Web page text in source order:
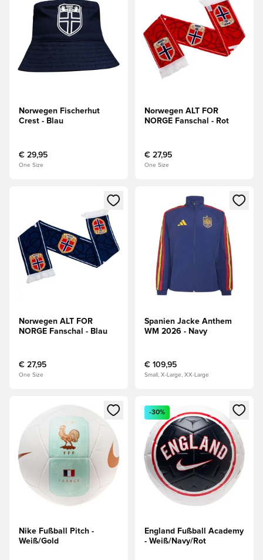
Norwegen Fischerhut
Crest - Blau
€ 29,95
One Size
Norwegen ALT FOR
NORGE Fanschal - Rot
€ 27,95
One Size
Öffnet ein Fenster zum Anmelden oder Registrieren als
Norwegen ALT FOR
NORGE Fanschal - Blau
€ 27,95
One Size
Öffnet ein Fenster zum
Spanien Jacke Anthem
WM 2026 - Navy
€ 109,95
Small, X-Large, XX-Large
Öffnet ein Fenster zum Anmelden oder Registrieren als
Nike Fußball Pitch -
Weiß/Gold
Öffnet ein Fenster zum
-30%
England Fußball Academy
- Weiß/Navy/Rot